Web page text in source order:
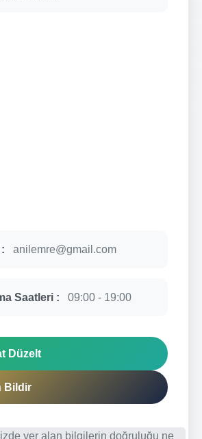
anilemre@gmail.com
Saatleri : 09:00 - 19:00
Düzelt
Bildir
yer alan bilgilerin doğruluğu ne